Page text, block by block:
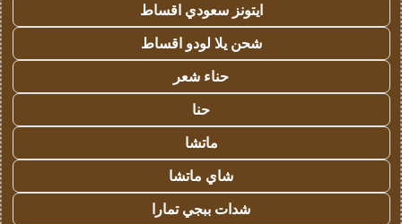
ايتونز سعودي اقساط
شحن يلا لودو اقساط
حناء شعر
حنا
ماتشا
شاي ماتشا
شدات ببجي تمارا